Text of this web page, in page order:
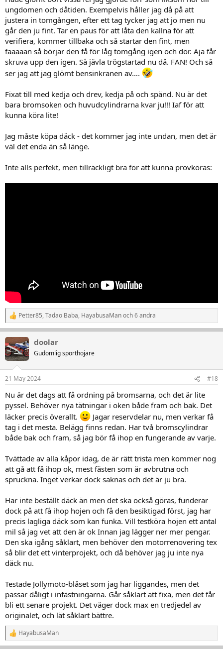
ungdomen och dåtiden. Exempelvis håller jag då på att
justera in tomgången, efter ett tag tycker jag att jo men nu
går den ju fint. Tar en paus för att låta den kallna för att
verifiera, kommer tillbaka och så startar den fint, men
faaaaan så börjar den få för låg tomgång igen och dör. Aja får
skruva upp den igen. Så jävla trögstartad nu då. FAN! Och så
ser jag att jag glömt bensinkranen av….
Fixat till med kedja och drev, kedja på och spänd. Nu är det
bara bromsoken och huvudcylindrarna kvar ju!!! Iaf för att
kunna köra lite!
Jag måste köpa däck - det kommer jag inte undan, men det är
väl det enda än så länge.
Inte alls perfekt, men tillräckligt bra för att kunna provköras:
R
e
a
k
t
i
e
:
Petter85,Tadao Baba, HayabusaManoch 6 andra
doolar
Gudomlig sporthojare
21 May 2024 #18
Nu är det dags att få ordning på bromsarna, och det är lite
pyssel. Behöver nya tätningar i oken både fram och bak. Det
läcker precis överallt.
Jagar reservdelar nu, men verkar få
tag i det mesta. Belägg finns redan. Har två bromscylindrar
både bak och fram, så jag bör få ihop en fungerande av varje.
Tvättade av alla kåpor idag, de är rätt trista men kommer nog
att gå att få ihop ok, mest fästen som är avbrutna och
spruckna. Inget verkar dock saknas och det är ju bra.
Har inte beställt däck än men det ska också göras, funderar
dock på att få ihop hojen och få den besiktigad först, jag har
precis lagliga däck som kan funka. Vill testköra hojen ett antal
mil så jag vet att den är ok Innan jag lägger ner mer pengar.
Den ska igång såklart, men behöver den motorrenovering tex
så blir det ett vinterprojekt, och då behöver jag ju inte nya
däck nu.
Testade Jollymoto-blåset som jag har liggandes, men det
passar dåligt i infästningarna. Går såklart att fixa, men det får
bli ett senare projekt. Det väger dock max en tredjedel av
originalet, och lät såklart bättre.
R
e
HayabusaMan